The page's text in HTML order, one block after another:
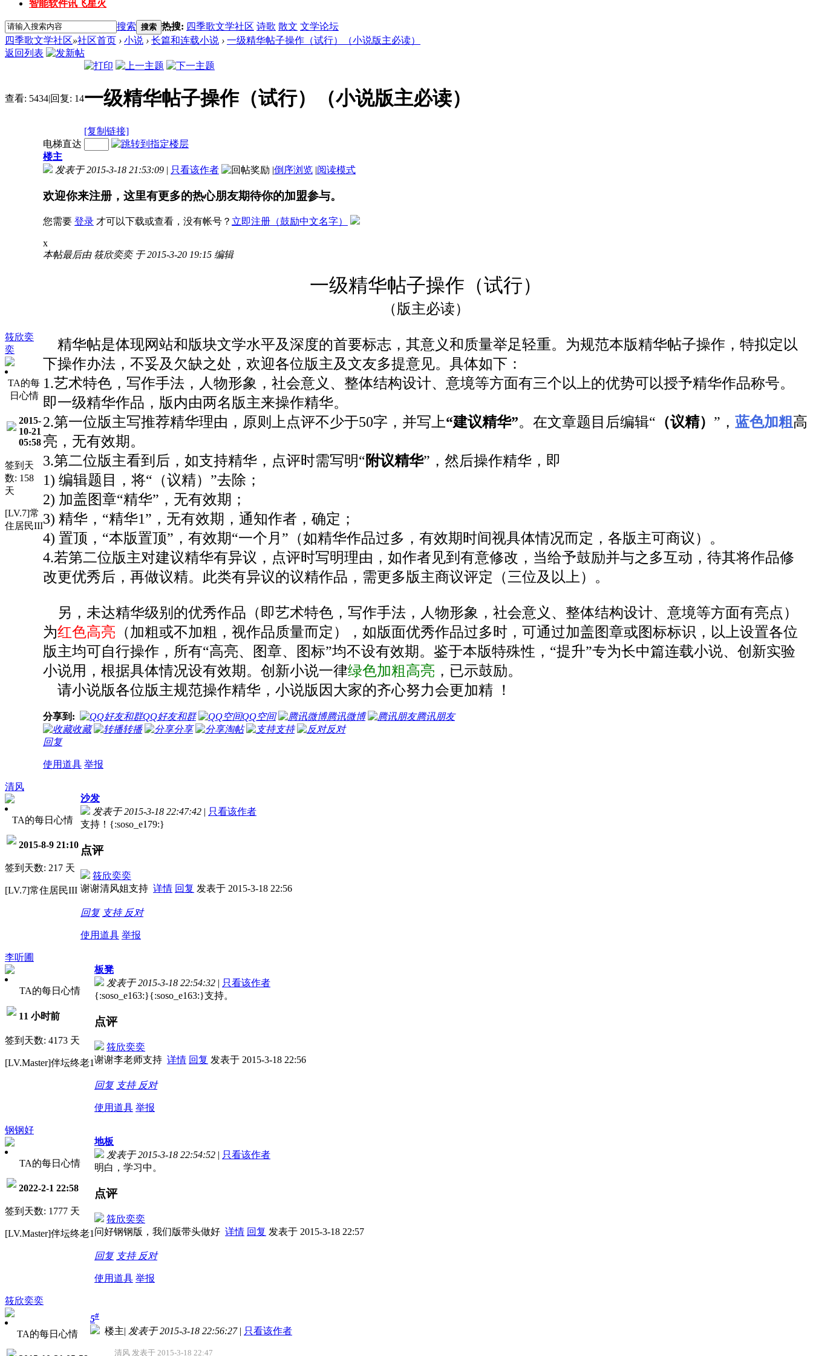
智能软件讯飞星火
搜索 搜索 热搜: 四季歌文学社区 诗歌 散文 文学论坛
四季歌文学社区»社区首页 › 小说 › 长篇和连载小说 › 一级精华帖子操作（试行）（小说版主必读）
返回列表
查看: 5434|回复: 14一级精华帖子操作（试行）（小说版主必读）
[复制链接]
筱欣奕
奕
TA的每
日心情
2015-
10-21
05:58
签到天
数: 158
天
[LV.7]常
住居民III
电梯直达
楼主
发表于 2015-3-18 21:53:09 | 只看该作者 |倒序浏览 |阅读模式
欢迎你来注册，这里有更多的热心朋友期待你的加盟参与。
您需要 登录 才可以下载或查看，没有帐号？ 立即注册（鼓励中文名字）
x
本帖最后由 筱欣奕奕 于 2015-3-20 19:15 编辑
一级精华帖子操作（试行）
（版主必读）
精华帖是体现网站和版块文学水平及深度的首要标志，其意义和质量举足轻重。为规范本版精华帖子操作，特拟定以
下操作办法，不妥及欠缺之处，欢迎各位版主及文友多提意见。具体如下：
1.艺术特色，写作手法，人物形象，社会意义、整体结构设计、意境等方面有三个以上的优势可以授予精华作品称号。
即一级精华作品，版内由两名版主来操作精华。
2.第一位版主写推荐精华理由，原则上点评不少于50字，并写上“建议精华”。在文章题目后编辑“ （议精） ”， 蓝色加粗高
亮，无有效期。
3.第二位版主看到后，如支持精华，点评时需写明“附议精华”，然后操作精华，即
1) 编辑题目，将“（议精）”去除；
2) 加盖图章“精华”，无有效期；
3) 精华，“精华1”，无有效期，通知作者，确定；
4) 置顶，“本版置顶”，有效期“一个月”（如精华作品过多，有效期时间视具体情况而定，各版主可商议）。
4.若第二位版主对建议精华有异议，点评时写明理由，如作者见到有意修改，当给予鼓励并与之多互动，待其将作品修
改更优秀后，再做议精。此类有异议的议精作品，需更多版主商议评定（三位及以上）。
另，未达精华级别的优秀作品（即艺术特色，写作手法，人物形象，社会意义、整体结构设计、意境等方面有亮点）
为红色高亮 （加粗或不加粗，视作品质量而定） ，如版面优秀作品过多时，可通过加盖图章或图标标识，以上设置各位
版主均可自行操作， 所有“高亮、图章、图标”均不设有效期。鉴于本版特殊性，“提升”专为长中篇连载小说、创新实验
小说用，根据具体情况设有效期。创新小说一律绿色加粗高亮 ，已示鼓励。
请小说版各位版主规范操作精华，小说版因大家的齐心努力会更加精 ！
分享到: QQ好友和群 QQ空间 腾讯微博
腾讯朋友
收藏
转播 分享 淘帖 支持
反对
回复
使用道具 举报
清风
TA的每日心情
2015-8-9 21:10
签到天数: 217 天
[LV.7]常住居民III
沙发
发表于 2015-3-18 22:47:42 | 只看该作者
支持！{:soso_e179:}
点评
筱欣奕奕
谢谢清风姐支持 详情 回复 发表于 2015-3-18 22:56
回复 支持 反对
使用道具 举报
李听圃
TA的每日心情
11 小时前
签到天数: 4173 天
[LV.Master]伴坛终老1
板凳
发表于 2015-3-18 22:54:32 | 只看该作者
{:soso_e163:}{:soso_e163:}支持。
点评
筱欣奕奕
谢谢李老师支持 详情 回复 发表于 2015-3-18 22:56
回复 支持 反对
使用道具 举报
钢钢好
TA的每日心情
2022-2-1 22:58
签到天数: 1777 天
[LV.Master]伴坛终老1
地板
发表于 2015-3-18 22:54:52 | 只看该作者
明白，学习中。
点评
筱欣奕奕
问好钢钢版，我们版带头做好 详情 回复 发表于 2015-3-18 22:57
回复 支持 反对
使用道具 举报
筱欣奕奕
TA的每日心情
5#
楼主| 发表于 2015-3-18 22:56:27 | 只看该作者
清风 发表于 2015-3-18 22:47